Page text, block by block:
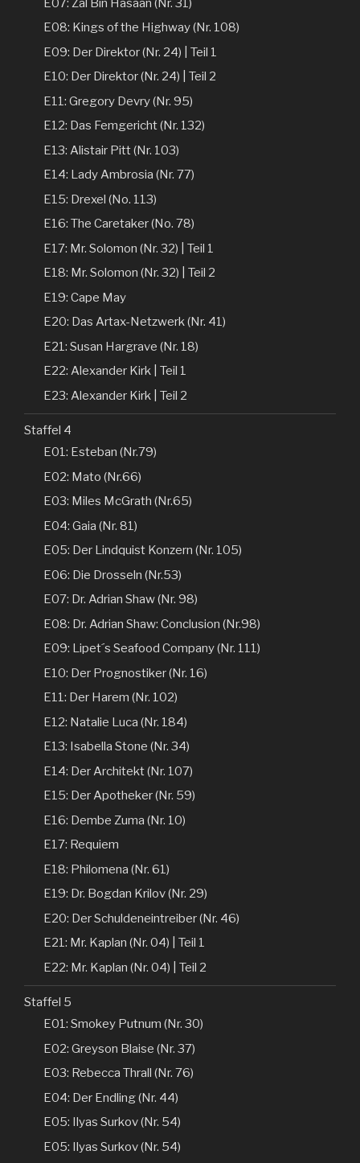
E07: Zal Bin Hasaan (Nr. 31)
E08: Kings of the Highway (Nr. 108)
E09: Der Direktor (Nr. 24) | Teil 1
E10: Der Direktor (Nr. 24) | Teil 2
E11: Gregory Devry (Nr. 95)
E12: Das Femgericht (Nr. 132)
E13: Alistair Pitt (Nr. 103)
E14: Lady Ambrosia (Nr. 77)
E15: Drexel (No. 113)
E16: The Caretaker (No. 78)
E17: Mr. Solomon (Nr. 32) | Teil 1
E18: Mr. Solomon (Nr. 32) | Teil 2
E19: Cape May
E20: Das Artax-Netzwerk (Nr. 41)
E21: Susan Hargrave (Nr. 18)
E22: Alexander Kirk | Teil 1
E23: Alexander Kirk | Teil 2
Staffel 4
E01: Esteban (Nr.79)
E02: Mato (Nr.66)
E03: Miles McGrath (Nr.65)
E04: Gaia (Nr. 81)
E05: Der Lindquist Konzern (Nr. 105)
E06: Die Drosseln (Nr.53)
E07: Dr. Adrian Shaw (Nr. 98)
E08: Dr. Adrian Shaw: Conclusion (Nr.98)
E09: Lipet´s Seafood Company (Nr. 111)
E10: Der Prognostiker (Nr. 16)
E11: Der Harem (Nr. 102)
E12: Natalie Luca (Nr. 184)
E13: Isabella Stone (Nr. 34)
E14: Der Architekt (Nr. 107)
E15: Der Apotheker (Nr. 59)
E16: Dembe Zuma (Nr. 10)
E17: Requiem
E18: Philomena (Nr. 61)
E19: Dr. Bogdan Krilov (Nr. 29)
E20: Der Schuldeneintreiber (Nr. 46)
E21: Mr. Kaplan (Nr. 04) | Teil 1
E22: Mr. Kaplan (Nr. 04) | Teil 2
Staffel 5
E01: Smokey Putnum (Nr. 30)
E02: Greyson Blaise (Nr. 37)
E03: Rebecca Thrall (Nr. 76)
E04: Der Endling (Nr. 44)
E05: Ilyas Surkov (Nr. 54)
E05: Ilyas Surkov (Nr. 54)